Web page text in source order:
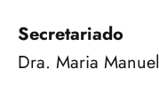
Secretariado
Dra. Maria